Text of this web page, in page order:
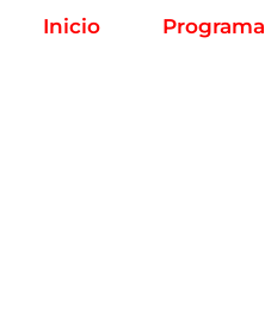
Inicio Programa